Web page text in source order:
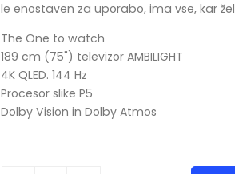
le enostaven za uporabo, ima vse, kar
The One to watch
189 cm (75") televizor AMBILIGHT
4K QLED. 144 Hz
Procesor slike P5
Dolby Vision in Dolby Atmos